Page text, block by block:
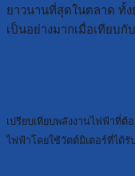
ยาวนานที่สุดในตลาด ทั้ง
เป็นอย่างมากเมื่อเทียบ
เปรียบเทียบพลังงานไฟฟ้าที่
ไฟฟ้าโดยใช้วัตต์มิเตอร์ที่ได้